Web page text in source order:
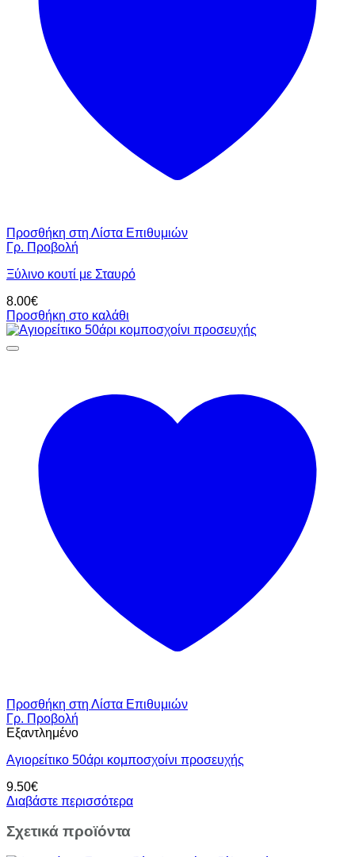
Προσθήκη στη Λίστα Επιθυμιών
Γρ. Προβολή
Ξύλινο κουτί με Σταυρό
8.00€
Προσθήκη στο καλάθι
Προσθήκη στη Λίστα Επιθυμιών
Γρ. Προβολή
Εξαντλημένο
Αγιορείτικο 50άρι κομποσχοίνι προσευχής
9.50€
Διαβάστε περισσότερα
Σχετικά προϊόντα